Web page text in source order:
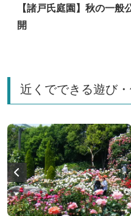
【諸戸氏庭園】秋の一般
開
近くでできる遊び